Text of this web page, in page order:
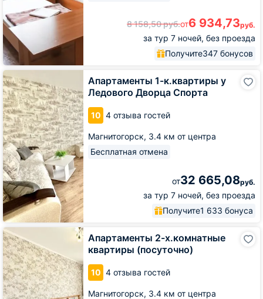
8 158,50руб.от6 934,73руб.
за тур 7 ночей, без проезда
Получите347 бонусов
Апартаменты 1-к.квартиры у
Ледового Дворца Спорта
10 4 отзыва гостей
Магнитогорск, 3.4 км от центра
Бесплатная отмена
от32 665,08руб.
за тур 7 ночей, без проезда
Получите1 633 бонуса
Апартаменты
1-
к.квартиры
у
Ледового
Дворца
Спорта
Апартаменты 2-х.комнатные
квартиры (посуточно)
10 4 отзыва гостей
Магнитогорск, 3.4 км от центра
Апартаменты
2-
х.комнатные
квартиры
(посуточно)